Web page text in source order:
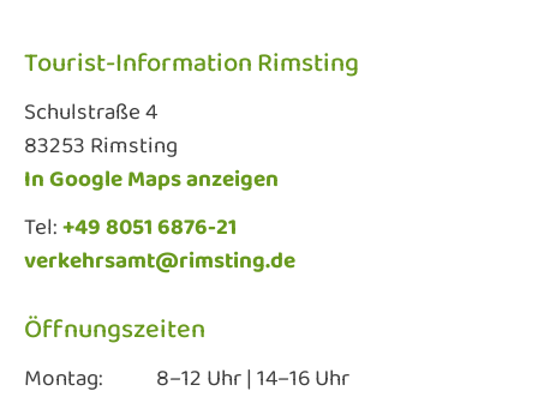
Tourist-Information Rimsting
Schulstraße 4
83253 Rimsting
In Google Maps anzeigen
Tel:+49 8051 6876-21
verkehrsamt@rimsting.de
Öffnungszeiten
Montag:
8–12 Uhr | 14–16 Uhr